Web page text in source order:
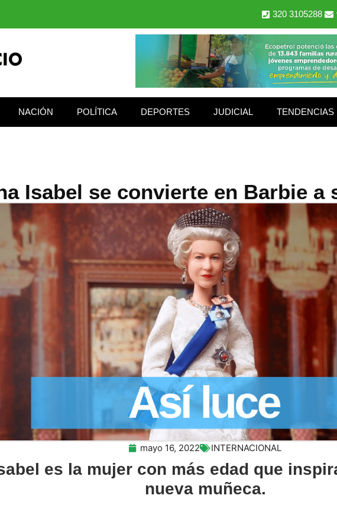
320 3105288
NACIÓN POLÍTICA DEPORTES JUDICIAL TENDENCIAS
Isabel se convierte en Barbie a
mayo 16, 2022 INTERNACIONAL
es la mujer con más edad que
nueva muñeca.